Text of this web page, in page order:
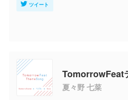
ツイート
TomorrowFeat
夏々野 七菜